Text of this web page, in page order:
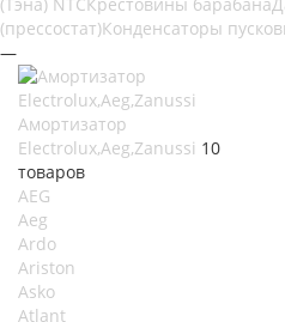
(Тэна) NTCКрестовины барабана
(прессостат)Конденсаторы
—
Амортизатор
Electrolux,Aeg,Zanussi 10
товаров
AEG
Aeg
Ardo
Ariston
Asko
Atlant